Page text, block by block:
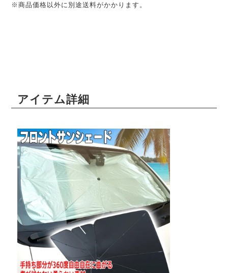
※商品価格以外に別途送料がかかります。
アイテム詳細